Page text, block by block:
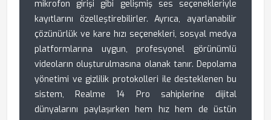
mikrofon girişi gibi gelişmiş ses seçenekleriyle
kayıtlarını özelleştirebilirler. Ayrıca, ayarlanabilir
çözünürlük ve kare hızı seçenekleri, sosyal medya
platformlarına uygun, profesyonel görünümlü
videoların oluşturulmasına olanak tanır. Depolama
yönetimi ve gizlilik protokolleri ile desteklenen bu
sistem, Realme 14 Pro sahiplerine dijital
dünyalarını paylaşırken hem hız hem de üstün